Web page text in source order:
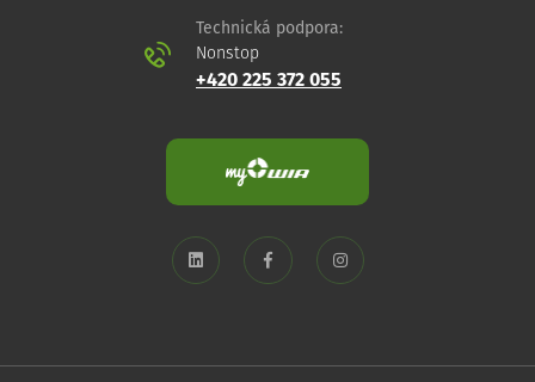
Technická podpora:
Nonstop
+420 225 372 055